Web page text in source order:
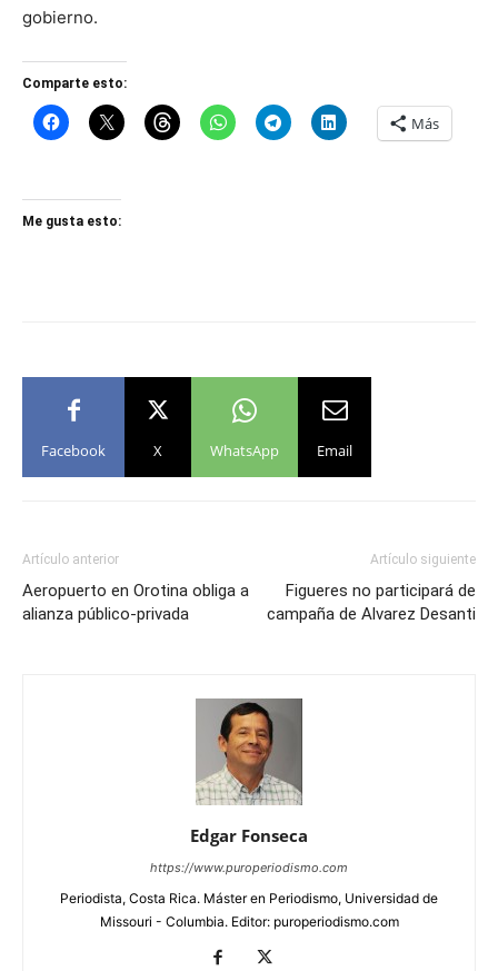
gobierno.
Comparte esto:
Más
Me gusta esto:
Facebook X WhatsApp Email
Artículo anterior
Aeropuerto en Orotina obliga a
alianza público-privada
Artículo siguiente
Figueres no participará de
campaña de Alvarez Desanti
Edgar Fonseca
https://www.puroperiodismo.com
Periodista, Costa Rica. Máster en Periodismo, Universidad de
Missouri - Columbia. Editor: puroperiodismo.com